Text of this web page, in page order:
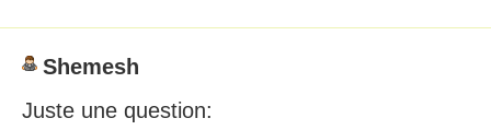
Shemesh
Juste une question: